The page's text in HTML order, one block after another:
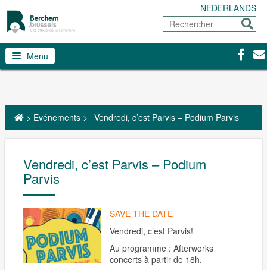
NEDERLANDS
Rechercher
Menu
> Evénements> Vendredi, c’est Parvis – Podium Parvis
Vendredi, c’est Parvis – Podium
Parvis
SAVE THE DATE
Vendredi, c’est Parvis!
Au programme : Afterworks
concerts à partir de 18h.